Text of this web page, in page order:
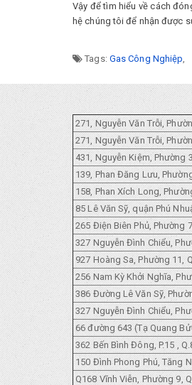
Vậy để tìm hiểu về cách
hệ chúng tôi để nhận được
Tags: Gas Công Nghiệp,
271, Nguyễn Văn Trỗi,
271, Nguyễn Văn Trỗi,
431, Nguyễn Kiệm, Phường
139, Phan Đăng Lưu,
158, Phan Xích Long,
85 Lê Văn Sỹ, quận Phú
265 Điện Biên Phủ, Phường
327 Nguyễn Đình Chiểu,
927 Hoàng Sa, Phường 11,
256 Nam Kỳ Khởi Nghĩa,
386 Đường Lê Văn Sỹ,
327 Nguyễn Đình Chiểu,
66 đường 643 (Tạ Quang
362 Bến Bình Đông, P.15 ,
150 Đình Phong Phú, Tăng
Q168 Vĩnh Viễn, Phường 9,